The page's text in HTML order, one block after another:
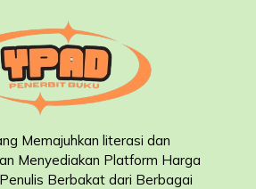
Memajuhkan literasi dan
Menyediakan Platform Harga
Berbakat dari Berbagai